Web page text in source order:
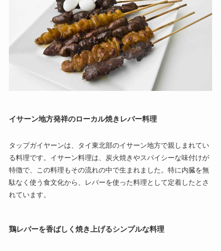
イサーン地方発祥のローカル焼きレバー料理
タップガイヤーンは、タイ東北部のイサーン地方で親しまれてい
る料理です。イサーン料理は、炭火焼きやスパイシーな味付けが
特徴で、この料理もその流れの中で生まれました。特に内臓を無
駄なく使う食文化から、レバーを使った料理として定着したとさ
れています。
鶏レバーを香ばしく焼き上げるシンプルな料理